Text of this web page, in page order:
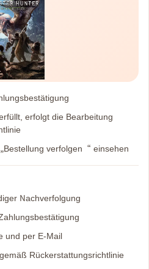
erfolgt die Bearbeitung
verfolgen“ einsehen
Nachverfolgung
und per E-Mail
Rückerstattungsrichtlinie